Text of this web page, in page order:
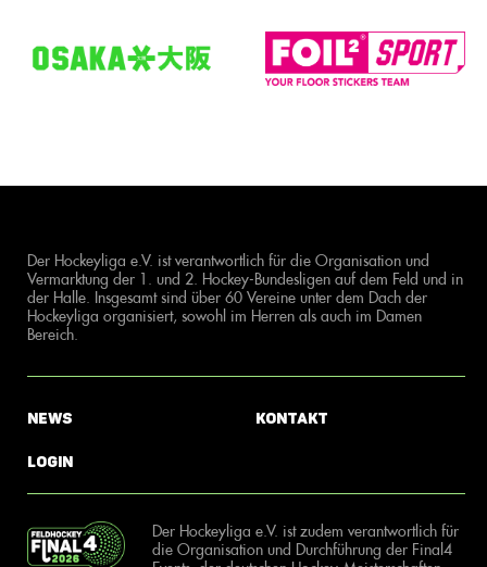
Der Hockeyliga e.V. ist verantwortlich für die Organisation und
Vermarktung der 1. und 2. Hockey-Bundesligen auf dem Feld und in
der Halle. Insgesamt sind über 60 Vereine unter dem Dach der
Hockeyliga organisiert, sowohl im Herren als auch im Damen
Bereich.
News
Login
Kontakt
Der Hockeyliga e.V. ist zudem verantwortlich für
die Organisation und Durchführung der Final4